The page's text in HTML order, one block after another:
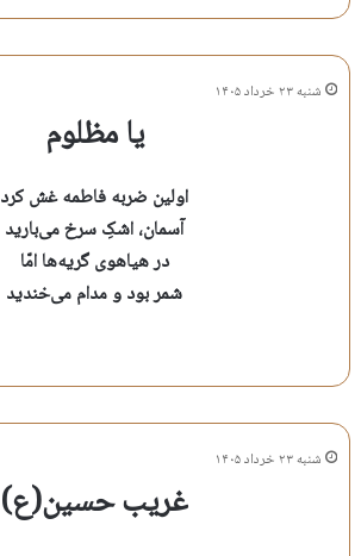
شنبه ۲۳ خرداد ۱۴۰۵
یا مظلوم
اولین ضربه فاطمه غش کرد
آسمان، اشکِ سرخ می‌بارید
در هیاهوی گریه‌ها امّا
شمر بود و مدام می‌خندید
شنبه ۲۳ خرداد ۱۴۰۵
غریب حسین(ع)